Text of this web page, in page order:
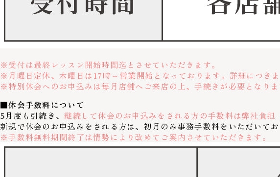
※受付は最終レッスン開始時間迄とさせていただきます。
※月曜日定休、木曜日は17時～営業開始となっております。詳細につき
※特別休会へのお申込みは毎月店舗へご来店の上、手続きが必要となりま
■休会手数料について
5月度も引続き、継続して休会のお申込みをされる方の手数料は弊社負担
新規で休会のお申込みをされる方は、初月のみ事務手数料をいただいて
※手数料無料期間終了は情勢により改めてご案内させていただきます。